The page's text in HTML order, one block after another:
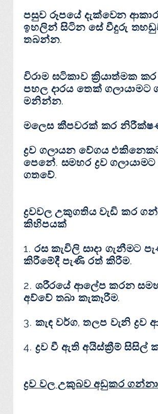
පසුව රූපයේ දැක්වෙන
ඉහලින් සිටින සේ වීදුරු
තබන්න.
විරාම ඝටිකාව ක්‍රියාත්මක
පහල දාරය තෙක්
මනින්න.
මලෙස කීපවරක් කර
ද්‍රව ගලායන වේගය
පෙනේ. සමහර ද්‍රව
ගතවේ.
ද්‍රවවල උකුගතිය වැඩි කර
කිහිපයක්
1. රස කැවිලි සාදා ගැනීමට
කිරීමේදී පැණි රත් කිරීම.
2. ශරීරයේ ආලේප කරන
අව්වේ තබා කැකෑරීම.
3. කැඳ වර්ග, තලප වැනි ද්‍රව
4. ද්‍රව වී ඇති අයිස්ක්‍රීම් සිසිල්
ද්‍රව වල උකුබව අඩුකර ගන්නා